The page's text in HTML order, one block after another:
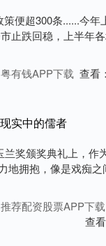
便超300条......今
止跌回稳，上半年
有钱APP下载 查看：
实中的儒者
奖颁奖典礼上，作
地拥抱，像是戏痴
荐配资股票APP下载
查看